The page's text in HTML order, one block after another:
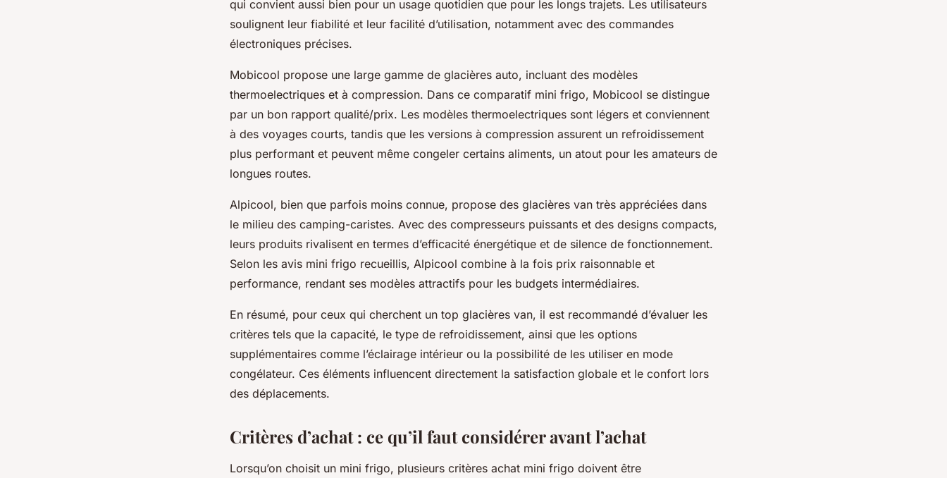
qui convient aussi bien pour un usage quotidien que pour les longs trajets. Les utilisateurs
soulignent leur fiabilité et leur facilité d’utilisation, notamment avec des commandes
électroniques précises.
Mobicool propose une large gamme de glacières auto, incluant des modèles
thermoelectriques et à compression. Dans ce comparatif mini frigo, Mobicool se distingue
par un bon rapport qualité/prix. Les modèles thermoelectriques sont légers et conviennent
à des voyages courts, tandis que les versions à compression assurent un refroidissement
plus performant et peuvent même congeler certains aliments, un atout pour les amateurs de
longues routes.
Alpicool, bien que parfois moins connue, propose des glacières van très appréciées dans
le milieu des camping-caristes. Avec des compresseurs puissants et des designs compacts,
leurs produits rivalisent en termes d’efficacité énergétique et de silence de fonctionnement.
Selon les avis mini frigo recueillis, Alpicool combine à la fois prix raisonnable et
performance, rendant ses modèles attractifs pour les budgets intermédiaires.
En résumé, pour ceux qui cherchent un top glacières van, il est recommandé d’évaluer les
critères tels que la capacité, le type de refroidissement, ainsi que les options
supplémentaires comme l’éclairage intérieur ou la possibilité de les utiliser en mode
congélateur. Ces éléments influencent directement la satisfaction globale et le confort lors
des déplacements.
Critères d’achat : ce qu’il faut considérer avant l’achat
Lorsqu’on choisit un mini frigo, plusieurs critères achat mini frigo doivent être